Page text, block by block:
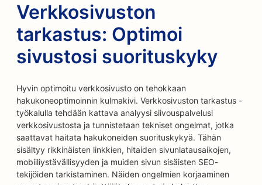
Verkkosivuston
tarkastus: Optimoi
sivustosi suorituskyky
Hyvin optimoitu verkkosivusto on tehokkaan
hakukoneoptimoinnin kulmakivi. Verkkosivuston tarkastus -
työkalulla tehdään kattava analyysi siivouspalvelusi
verkkosivustosta ja tunnistetaan tekniset ongelmat, jotka
saattavat haitata hakukoneiden suorituskykyä. Tähän
sisältyy rikkinäisten linkkien, hitaiden sivunlatausaikojen,
mobiiliystävällisyyden ja muiden sivun sisäisten SEO-
tekijöiden tarkistaminen. Näiden ongelmien korjaaminen